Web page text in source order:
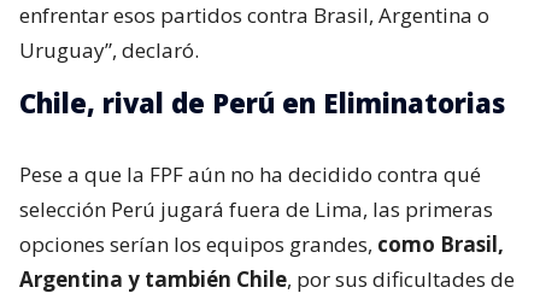
enfrentar esos partidos contra Brasil, Argentina o
Uruguay”, declaró.
Chile, rival de Perú en Eliminatorias
Pese a que la FPF aún no ha decidido contra qué
selección Perú jugará fuera de Lima, las primeras
opciones serían los equipos grandes, como Brasil,
Argentina y también Chile, por sus dificultades de